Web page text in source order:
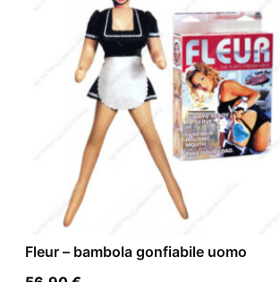
Fleur – bambola gonfiabile uomo